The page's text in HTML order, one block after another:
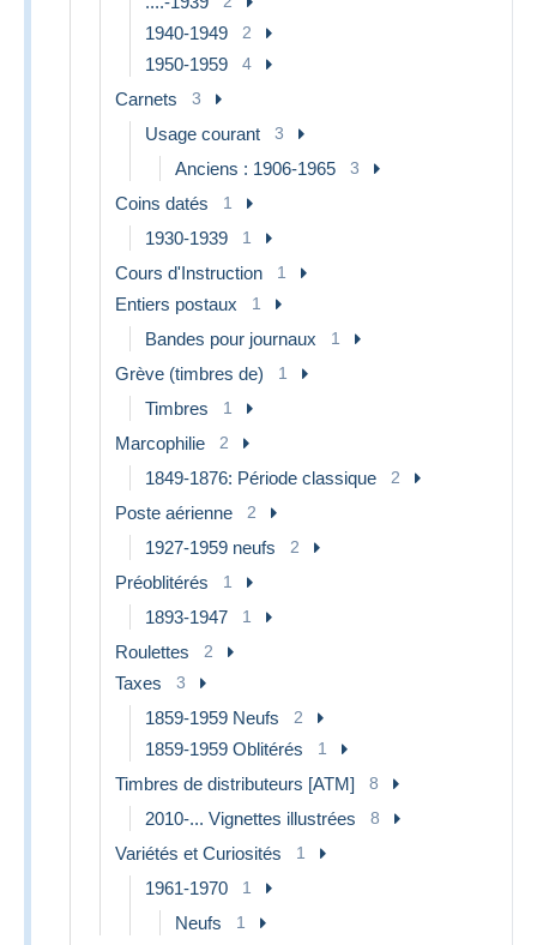
1940-1949 2
1950-1959 4
Carnets 3
Usage courant 3
Anciens : 1906-1965 3
Coins datés 1
1930-1939 1
Cours d'Instruction 1
Entiers postaux 1
Bandes pour journaux 1
Grève (timbres de) 1
Timbres 1
Marcophilie 2
1849-1876: Période classique 2
Poste aérienne 2
1927-1959 neufs 2
Préoblitérés 1
1893-1947 1
Roulettes 2
Taxes 3
1859-1959 Neufs 2
1859-1959 Oblitérés 1
Timbres de distributeurs [ATM] 8
2010-... Vignettes illustrées 8
Variétés et Curiosités 1
1961-1970 1
Neufs 1